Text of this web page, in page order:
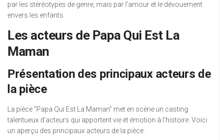
par les stéréotypes de genre, mais par l’amour et le dévouement
envers les enfants.
Les acteurs de Papa Qui Est La
Maman
Présentation des principaux acteurs de
la pièce
La pièce “Papa Qui Est La Maman” met en scène un casting
talentueux d’acteurs qui apportent vie et émotion à l’histoire. Voici
un aperçu des principaux acteurs de la pièce :